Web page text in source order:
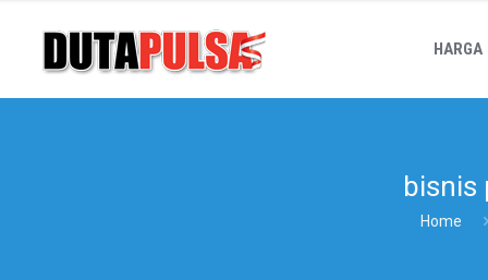
HARGA
bisnis
Home